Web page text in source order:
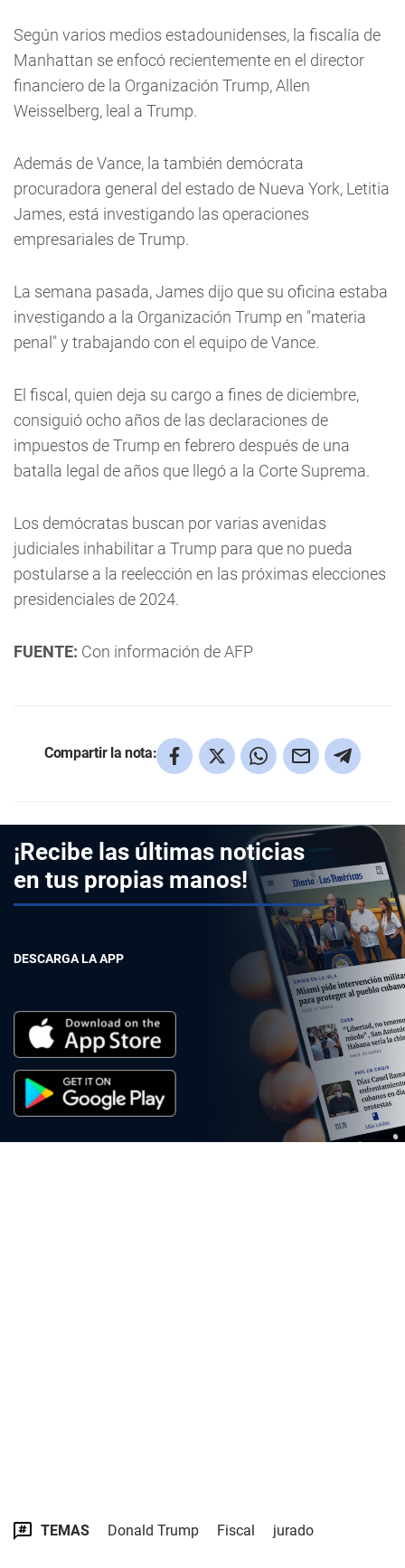
Según varios medios estadounidenses, la fiscalía de
Manhattan se enfocó recientemente en el director
financiero de la Organización Trump, Allen
Weisselberg, leal a Trump.
Además de Vance, la también demócrata
procuradora general del estado de Nueva York, Letitia
James, está investigando las operaciones
empresariales de Trump.
La semana pasada, James dijo que su oficina estaba
investigando a la Organización Trump en "materia
penal" y trabajando con el equipo de Vance.
El fiscal, quien deja su cargo a fines de diciembre,
consiguió ocho años de las declaraciones de
impuestos de Trump en febrero después de una
batalla legal de años que llegó a la Corte Suprema.
Los demócratas buscan por varias avenidas
judiciales inhabilitar a Trump para que no pueda
postularse a la reelección en las próximas elecciones
presidenciales de 2024.
FUENTE: Con información de AFP
Compartir la nota:
¡Recibe las últimas noticias
en tus propias manos!
DESCARGA LA APP
TEMAS Donald Trump Fiscal jurado